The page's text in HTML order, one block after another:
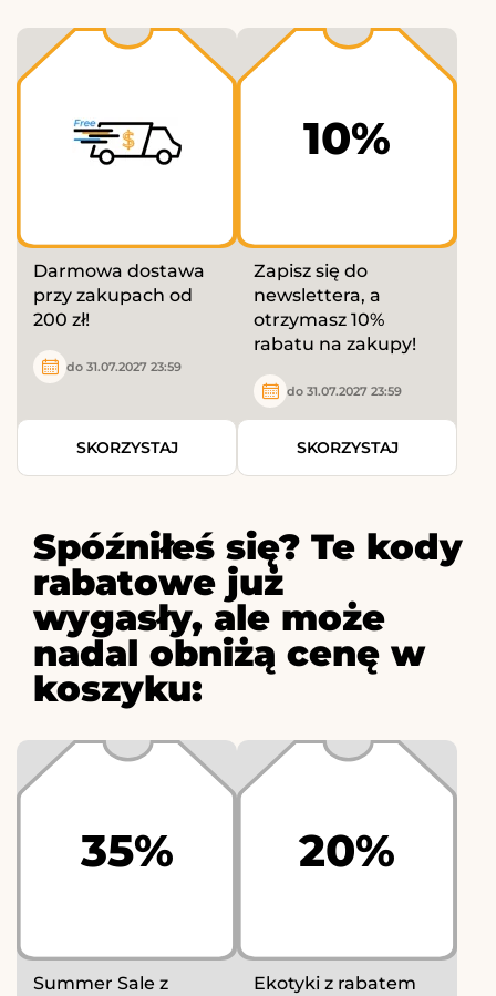
Darmowa dostawa
przy zakupach od
200 zł!
do 31.07.2027 23:59
SKORZYSTAJ
10%
Zapisz się do
newslettera, a
otrzymasz 10%
rabatu na zakupy!
do 31.07.2027 23:59
SKORZYSTAJ
Spóźniłeś się? Te kody
rabatowe już
wygasły, ale może
nadal obniżą cenę w
koszyku:
35%
Summer Sale z
20%
Ekotyki z rabatem